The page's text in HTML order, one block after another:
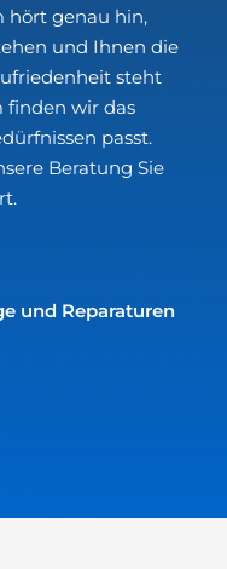
hört genau hin,
und Ihnen die
steht
wir das
passt.
Beratung Sie
und Reparaturen